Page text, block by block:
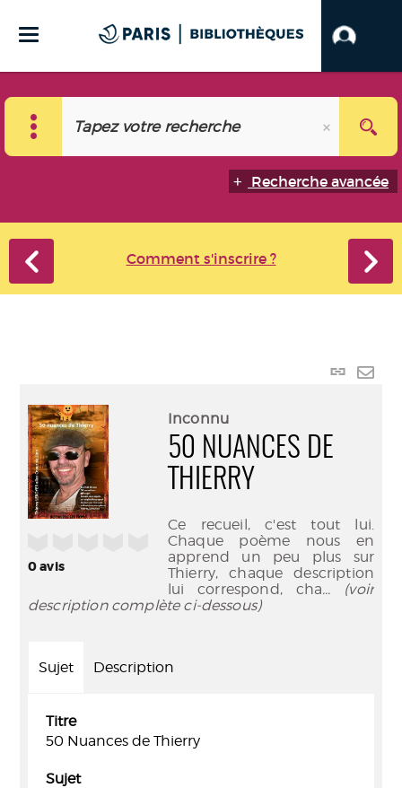
Recherche avancée
Comment s'inscrire ?
Lien
0avis
Inconnu
50 NUANCES DE
THIERRY
Ce recueil, c'est tout lui.
Chaque poème nous en
apprend un peu plus sur
Thierry, chaque description
lui correspond, cha... (voir
description complète ci-dessous)
Sujet Description
Titre
50 Nuances de Thierry
Sujet